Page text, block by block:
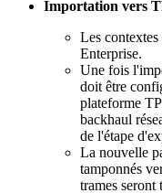
Importation vers
Les contextes
Enterprise.
Une fois
doit être
plateforme
backhaul
de l'étape
La nouvelle
tamponnés
trames seront